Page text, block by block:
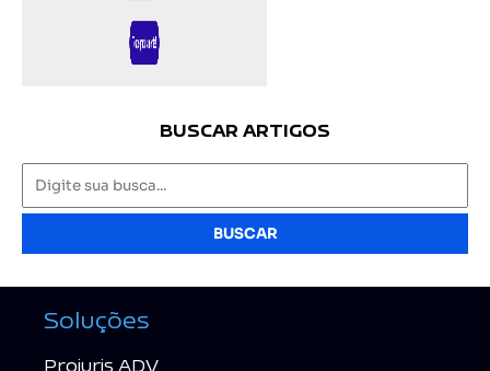
BUSCAR ARTIGOS
BUSCAR
Soluções
Projuris ADV